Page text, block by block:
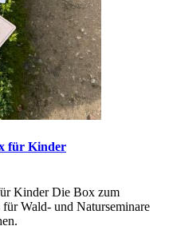
für Kinder
Kinder Die Box zum
Wald- und Naturseminare